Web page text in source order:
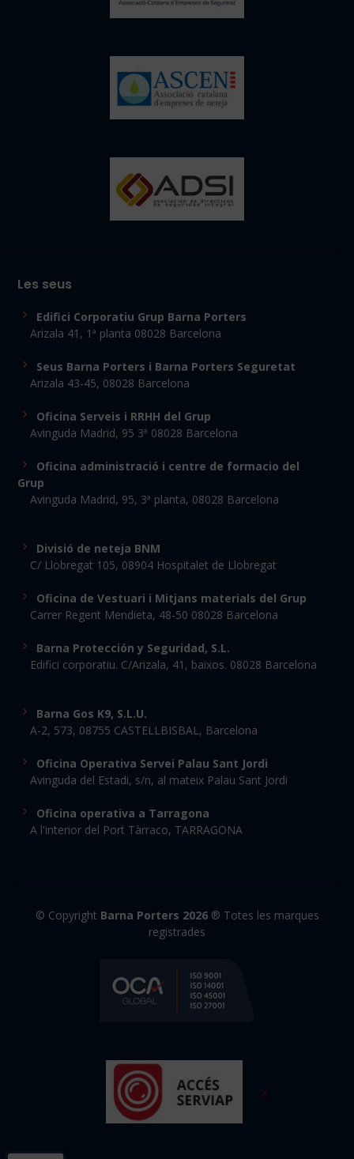
Les seus
Edifici Corporatiu Grup Barna Porters
Arizala 41, 1ª planta 08028 Barcelona
Seus Barna Porters i Barna Porters Seguretat
Arizala 43-45, 08028 Barcelona
Oficina Serveis i RRHH del Grup
Avinguda Madrid, 95 3ª 08028 Barcelona
Oficina administració i centre de formacio del
Grup
Avinguda Madrid, 95, 3ª planta, 08028 Barcelona
Divisió de neteja BNM
C/ Llobregat 105, 08904 Hospitalet de Llobregat
Oficina de Vestuari i Mitjans materials del Grup
Carrer Regent Mendieta, 48-50 08028 Barcelona
Barna Protección y Seguridad, S.L.
Edifici corporatiu. C/Arizala, 41, baixos. 08028 Barcelona
Barna Gos K9, S.L.U.
A-2, 573, 08755 CASTELLBISBAL, Barcelona
Oficina Operativa Servei Palau Sant Jordi
Avinguda del Estadi, s/n, al mateix Palau Sant Jordi
Oficina operativa a Tarragona
A l'interior del Port Tàrraco, TARRAGONA
© Copyright Barna Porters 2026 ® Totes les marques
registrades
x